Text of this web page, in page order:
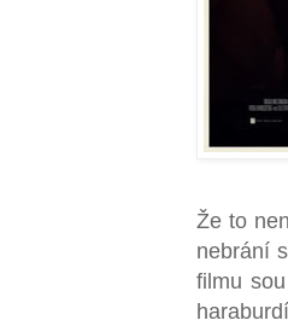
Že to
nebrání
filmu